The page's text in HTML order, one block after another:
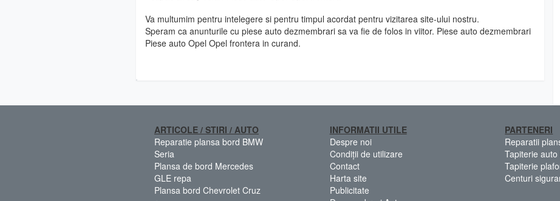
Va multumim pentru intelegere si pentru timpul acordat pentru vizitarea site-ului nostru.
Speram ca anunturile cu piese auto dezmembrari sa va fie de folos in viitor. Piese auto dezmembrari
Piese auto Opel Opel frontera in curand.
ARTICOLE / STIRI / AUTO
Reparatie plansa bord BMW
Seria
Plansa de bord Mercedes
GLE repa
Plansa bord Chevrolet Cruz
INFORMATII UTILE
Despre noi
Condiții de utilizare
Contact
Harta site
Publicitate
PARTENERI
Reparatii
Tapiterie
Tapiterie
Centuri